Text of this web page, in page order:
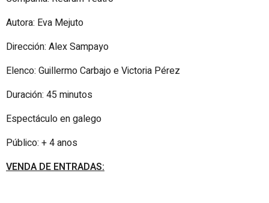
Autora: Eva Mejuto
Dirección: Alex Sampayo
Elenco: Guillermo Carbajo e Victoria Pérez
Duración: 45 minutos
Espectáculo en galego
Público: + 4 anos
VENDA DE ENTRADAS: